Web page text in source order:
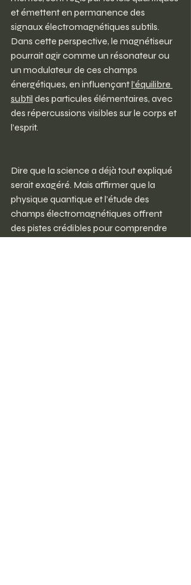
et émettent en permanence des
signaux électromagnétiques subtils.
Dans cette perspective, le magnétiseur
pourrait agir comme un résonateur ou
un modulateur de ces champs
énergétiques, en influençant l’équilibre
subtil des particules élémentaires, avec
des répercussions visibles sur le corps et
l’esprit.
Dire que la science a déjà tout expliqué
serait exagéré. Mais affirmer que la
physique quantique et l’étude des
champs électromagnétiques offrent
des pistes crédibles pour comprendre